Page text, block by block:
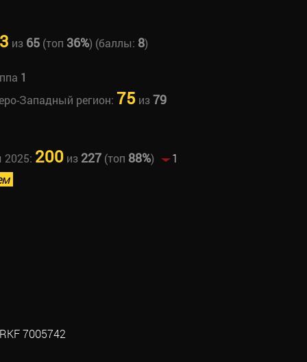
из 65(топ 36%) (баллы: 8)
1
Западный регион: 75из79
2025: 200из 227(топ 88%)
1
7005742